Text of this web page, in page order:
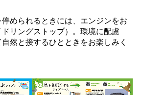
められるときには、エンジンをお
リングストップ）。環境に配慮
然と接するひとときをお楽しみく